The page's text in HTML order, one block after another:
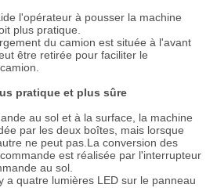
l'opérateur à pousser la machine
plus pratique.
du camion est située à l'avant
être retirée pour faciliter le
pratique et plus sûre
au sol et à la surface, la machine
par les deux boîtes, mais lorsque
ne peut pas.La conversion des
est réalisée par l'interrupteur
au sol.
a quatre lumières LED sur le panneau